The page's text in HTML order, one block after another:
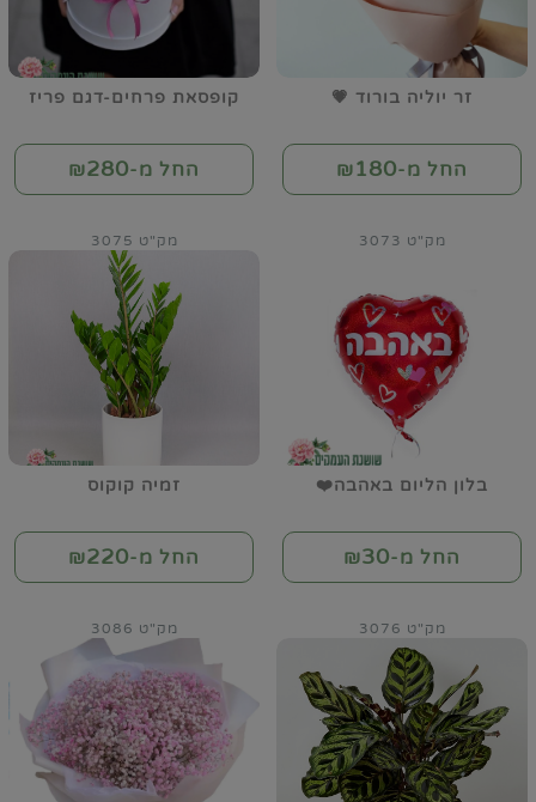
זר יוליה בורוד 💗
החל מ-₪180
קופסאת פרחים-דגם פריז
החל מ-₪280
בלון הליום באהבה❤️
מק"ט 3073
החל מ-₪30
זמיה קוקוס
מק"ט 3075
החל מ-₪220
מק"ט 3076 מק"ט 3086